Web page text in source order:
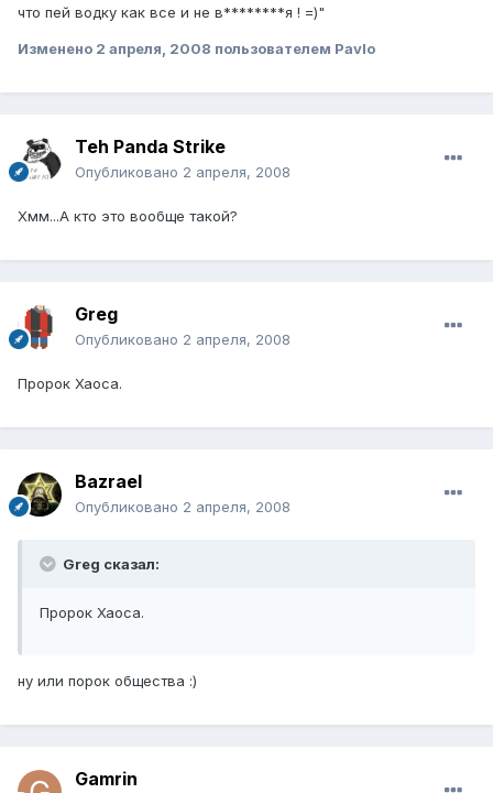
что пей водку как все и не в********я ! =)"
Изменено 2 апреля, 2008 пользователем Pavlo
Teh Panda Strike
Опубликовано 2 апреля, 2008
Хмм...А кто это вообще такой?
Greg
Опубликовано 2 апреля, 2008
Пророк Хаоса.
Bazrael
Опубликовано 2 апреля, 2008
Greg сказал:
Пророк Хаоса.
ну или порок общества :)
Gamrin